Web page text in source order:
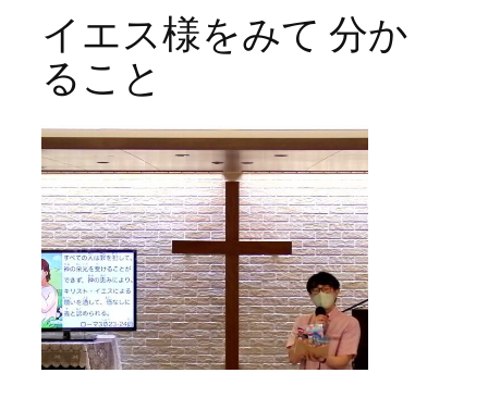
イエス様をみて 分か
ること